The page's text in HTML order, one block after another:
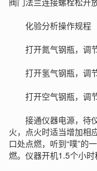
化验分析操作规程
打开氮气钢瓶，调
打开氢气钢瓶，调
打开空气钢瓶，调
接通仪器电源，待仪
火，点火时适当增加相
口处点燃，听到“噗”的
燃。仪器开机1.5个小时